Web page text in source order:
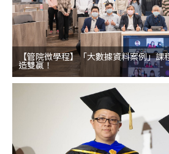
【管院微學程】「大數據資料案例」
造雙贏！